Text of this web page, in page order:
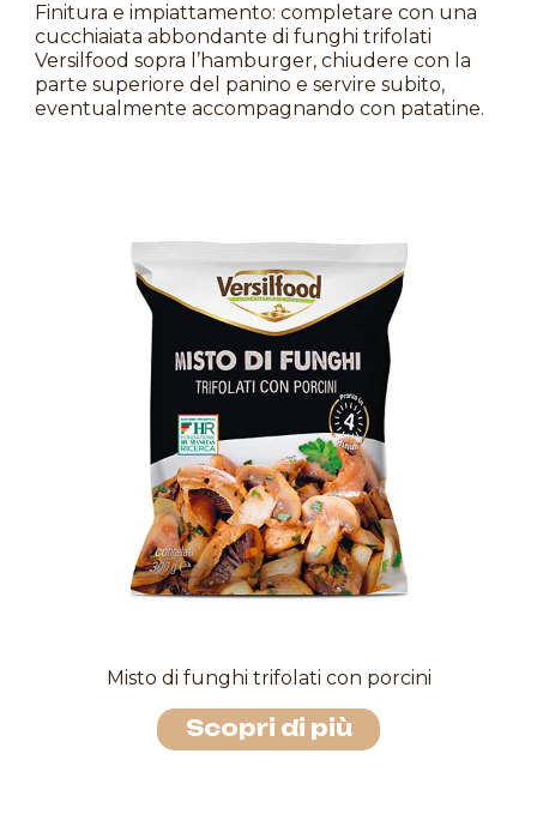
Finitura e impiattamento: completare con una
cucchiaiata abbondante di funghi trifolati
Versilfood sopra l’hamburger, chiudere con la
parte superiore del panino e servire subito,
eventualmente accompagnando con patatine.
Misto di funghi trifolati con porcini
Scopri di più